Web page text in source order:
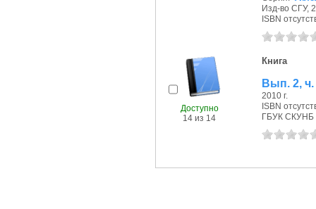
Изд-во СГУ,
ISBN
Доступно
14 из 14
Книга
Вып. 2, ч.
2010 г.
ISBN
ГБУК